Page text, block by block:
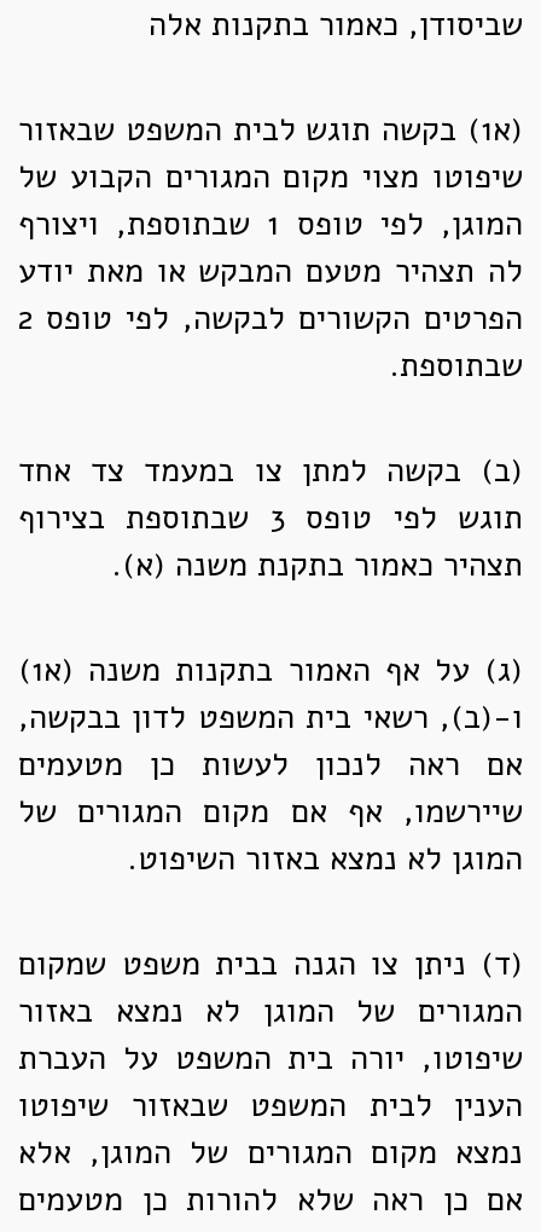
שביסודן, כאמור בתקנות אלה
(א1)
בקשה תוגש לבית המשפט שבאזור
שיפוטו מצוי מקום המגורים הקבוע של
המוגן, לפי טופס 1 שבתוספת, ויצורף
לה תצהיר מטעם המבקש או מאת יודע
הפרטים הקשורים לבקשה, לפי טופס 2
שבתוספת.
(ב) בקשה למתן צו במעמד צד אחד
תוגש לפי טופס 3 שבתוספת בצירוף
תצהיר כאמור בתקנת משנה (א).
(ג)
על אף האמור בתקנות משנה (א1)
ו-(ב), רשאי בית המשפט לדון בבקשה,
אם ראה לנכון לעשות כן מטעמים
שיירשמו, אף אם מקום המגורים של
המוגן לא נמצא באזור השיפוט.
(ד) ניתן צו הגנה בבית משפט שמקום
המגורים של המוגן לא נמצא באזור
שיפוטו, יורה בית המשפט על העברת
הענין לבית המשפט שבאזור שיפוטו
נמצא מקום המגורים של המוגן, אלא
אם כן ראה שלא להורות כן מטעמים